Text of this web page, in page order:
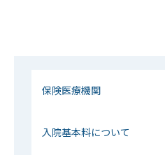
保険医療機関
入院基本料について